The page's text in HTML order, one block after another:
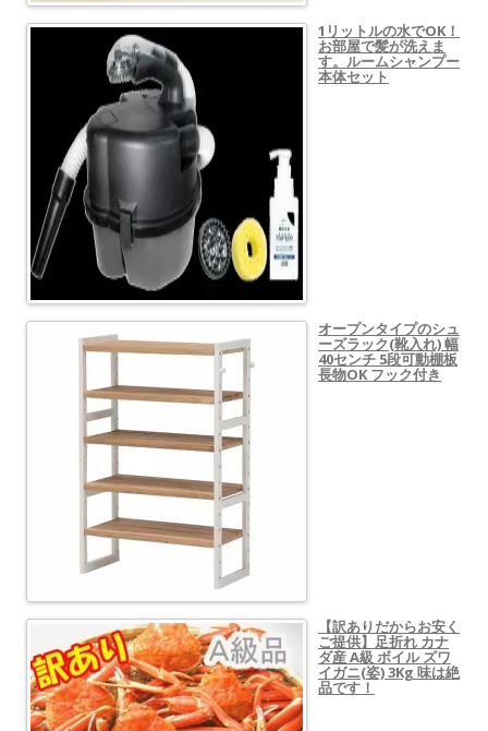
1リットルの水でOK！
お部屋で髪が洗えま
す。ルームシャンプー
本体セット
オープンタイプのシュ
ーズラック(靴入れ) 幅
40センチ 5段可動棚板
長物OK フック付き
【訳ありだからお安く
ご提供】足折れ カナ
ダ産 A級 ボイル ズワ
イガニ(姿) 3Kg 味は絶
品です！